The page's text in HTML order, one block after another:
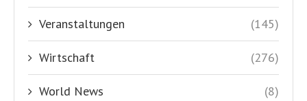
Veranstaltungen (145)
Wirtschaft (276)
World News (8)